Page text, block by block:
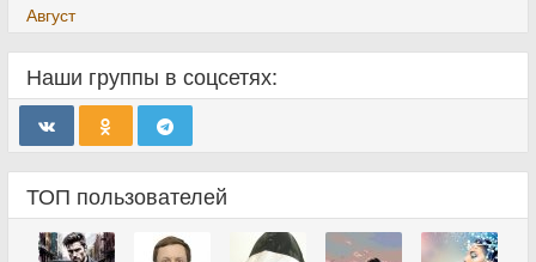
Август
Наши группы в соцсетях:
ТОП пользователей